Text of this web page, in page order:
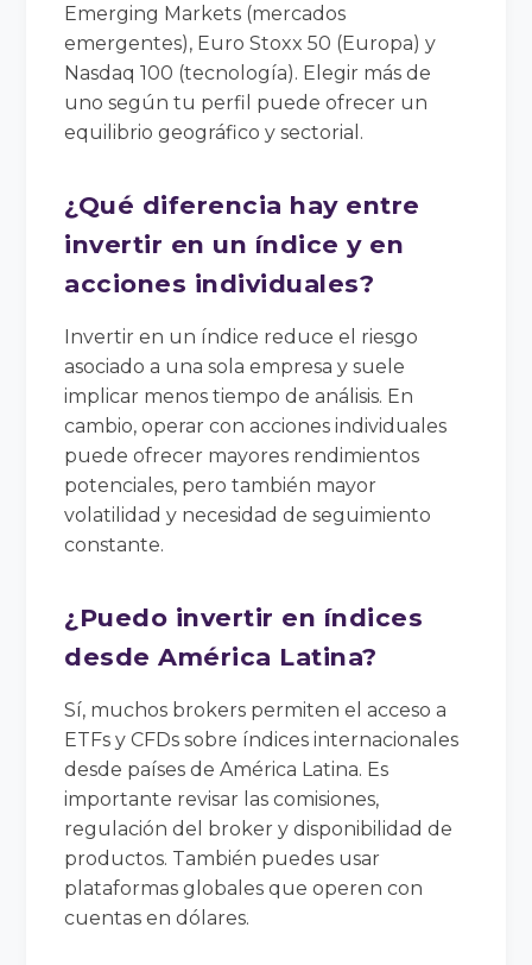
Emerging Markets (mercados
emergentes), Euro Stoxx 50 (Europa) y
Nasdaq 100 (tecnología). Elegir más de
uno según tu perfil puede ofrecer un
equilibrio geográfico y sectorial.
¿Qué diferencia hay entre
invertir en un índice y en
acciones individuales?
Invertir en un índice reduce el riesgo
asociado a una sola empresa y suele
implicar menos tiempo de análisis. En
cambio, operar con acciones individuales
puede ofrecer mayores rendimientos
potenciales, pero también mayor
volatilidad y necesidad de seguimiento
constante.
¿Puedo invertir en índices
desde América Latina?
Sí, muchos brokers permiten el acceso a
ETFs y CFDs sobre índices internacionales
desde países de América Latina. Es
importante revisar las comisiones,
regulación del broker y disponibilidad de
productos. También puedes usar
plataformas globales que operen con
cuentas en dólares.